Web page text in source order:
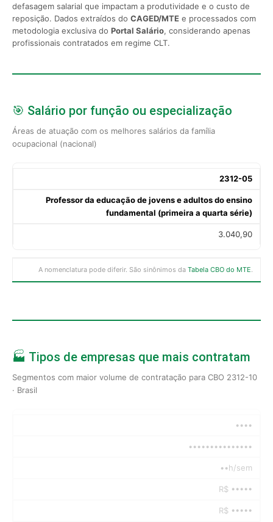
defasagem salarial que impactam a produtividade e o custo de
reposição. Dados extraídos do CAGED/MTE e processados com
metodologia exclusiva do Portal Salário, considerando apenas
profissionais contratados em regime CLT.
🎯 Salário por função ou especialização
Áreas de atuação com os melhores salários da família
ocupacional (nacional)
2312-05
Professor da educação de jovens e adultos do ensino
fundamental (primeira a quarta série)
3.040,90
A nomenclatura pode diferir. São sinônimos da Tabela CBO do MTE.
🏭 Tipos de empresas que mais contratam
Segmentos com maior volume de contratação para CBO 2312-10
· Brasil
••••
•••••••••••••••
••h/sem
R$ •••••
R$ •••••